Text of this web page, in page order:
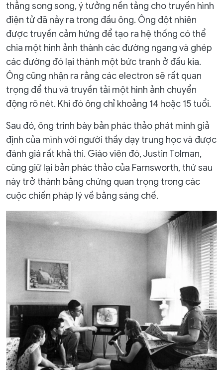
thẳng song song, ý tưởng nền tảng cho truyền hình
điện tử đã nảy ra trong đầu ông. Ông đột nhiên
được truyền cảm hứng để tạo ra hệ thống có thể
chia một hình ảnh thành các đường ngang và ghép
các đường đó lại thành một bức tranh ở đầu kia.
Ông cũng nhận ra rằng các electron sẽ rất quan
trọng để thu và truyền tải một hình ảnh chuyển
động rõ nét. Khi đó ông chỉ khoảng 14 hoặc 15 tuổi.
Sau đó, ông trình bày bản phác thảo phát minh giả
định của mình với người thầy dạy trung học và được
đánh giá rất khả thi. Giáo viên đó, Justin Tolman,
cũng giữ lại bản phác thảo của Farnsworth, thứ sau
này trở thành bằng chứng quan trọng trong các
cuộc chiến pháp lý về bằng sáng chế.